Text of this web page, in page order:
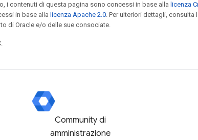
i contenuti di questa pagina sono concessi in base alla licenza
in base alla licenza Apache 2.0. Per ulteriori dettagli, consulta
di Oracle e/o delle sue consociate.
Community di
amministrazione